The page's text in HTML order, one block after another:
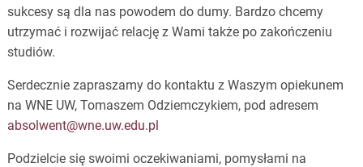
sukcesy są dla nas powodem do dumy. Bardzo chcemy
utrzymać i rozwijać relację z Wami także po zakończeniu
studiów.
Serdecznie zapraszamy do kontaktu z Waszym opiekunem
na WNE UW, Tomaszem Odziemczykiem, pod adresem
absolwent@wne.uw.edu.pl
Podzielcie się swoimi oczekiwaniami, pomysłami na